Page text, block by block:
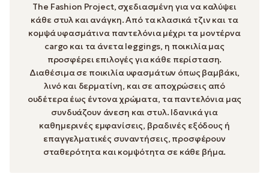
The Fashion Project, σχεδιασμένη για να καλύψει
κάθε στυλ και ανάγκη. Από τα κλασικά τζιν και τα
κομψά υφασμάτινα παντελόνια μέχρι τα μοντέρνα
cargo και τα άνετα leggings, η ποικιλία μας
προσφέρει επιλογές για κάθε περίσταση.
Διαθέσιμα σε ποικιλία υφασμάτων όπως βαμβάκι,
λινό και δερματίνη, και σε αποχρώσεις από
ουδέτερα έως έντονα χρώματα, τα παντελόνια μας
συνδυάζουν άνεση και στυλ. Ιδανικά για
καθημερινές εμφανίσεις, βραδινές εξόδους ή
επαγγελματικές συναντήσεις, προσφέρουν
σταθερότητα και κομψότητα σε κάθε βήμα.